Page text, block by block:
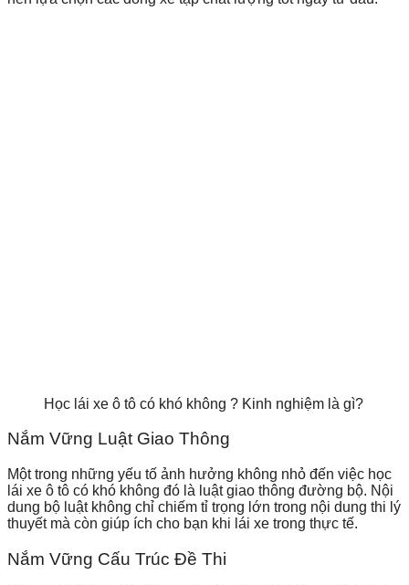
Học lái xe ô tô có khó không ? Kinh nghiệm là gì?
Nắm Vững Luật Giao Thông
Một trong những yếu tố ảnh hưởng không nhỏ đến việc học
lái xe ô tô có khó không đó là luật giao thông đường bộ. Nội
dung bộ luật không chỉ chiếm tỉ trọng lớn trong nội dung thi lý
thuyết mà còn giúp ích cho bạn khi lái xe trong thực tế.
Nắm Vững Cấu Trúc Đề Thi